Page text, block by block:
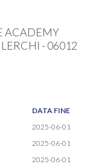
ACADEMY
- 06012
DATA FINE
2025-06-01
2025-06-01
2025-06-01